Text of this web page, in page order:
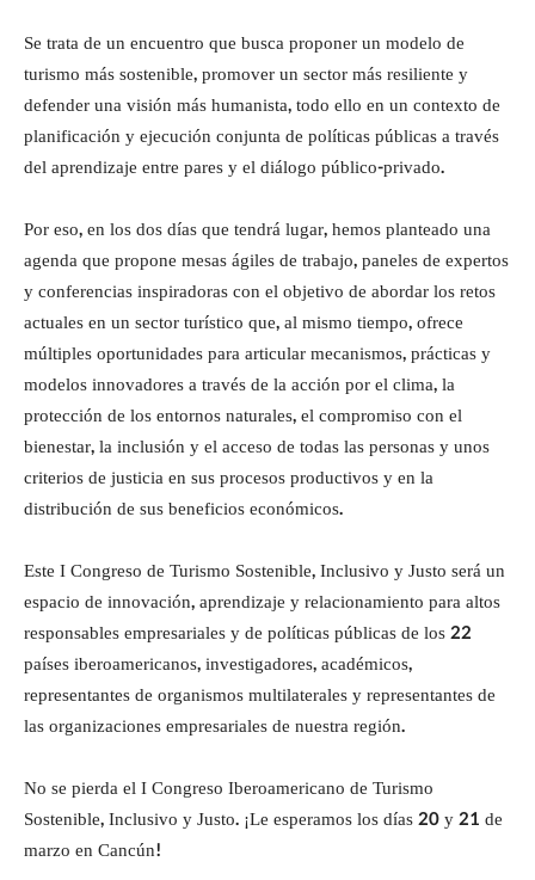
Se trata de un encuentro que busca proponer un modelo de
turismo más sostenible, promover un sector más resiliente y
defender una visión más humanista, todo ello en un contexto de
planificación y ejecución conjunta de políticas públicas a través
del aprendizaje entre pares y el diálogo público-privado.
Por eso, en los dos días que tendrá lugar, hemos planteado una
agenda que propone mesas ágiles de trabajo, paneles de expertos
y conferencias inspiradoras con el objetivo de abordar los retos
actuales en un sector turístico que, al mismo tiempo, ofrece
múltiples oportunidades para articular mecanismos, prácticas y
modelos innovadores a través de la acción por el clima, la
protección de los entornos naturales, el compromiso con el
bienestar, la inclusión y el acceso de todas las personas y unos
criterios de justicia en sus procesos productivos y en la
distribución de sus beneficios económicos.
Este I Congreso de Turismo Sostenible, Inclusivo y Justo será un
espacio de innovación, aprendizaje y relacionamiento para altos
responsables empresariales y de políticas públicas de los 22
países iberoamericanos, investigadores, académicos,
representantes de organismos multilaterales y representantes de
las organizaciones empresariales de nuestra región.
No se pierda el I Congreso Iberoamericano de Turismo
Sostenible, Inclusivo y Justo. ¡Le esperamos los días 20 y 21 de
marzo en Cancún!